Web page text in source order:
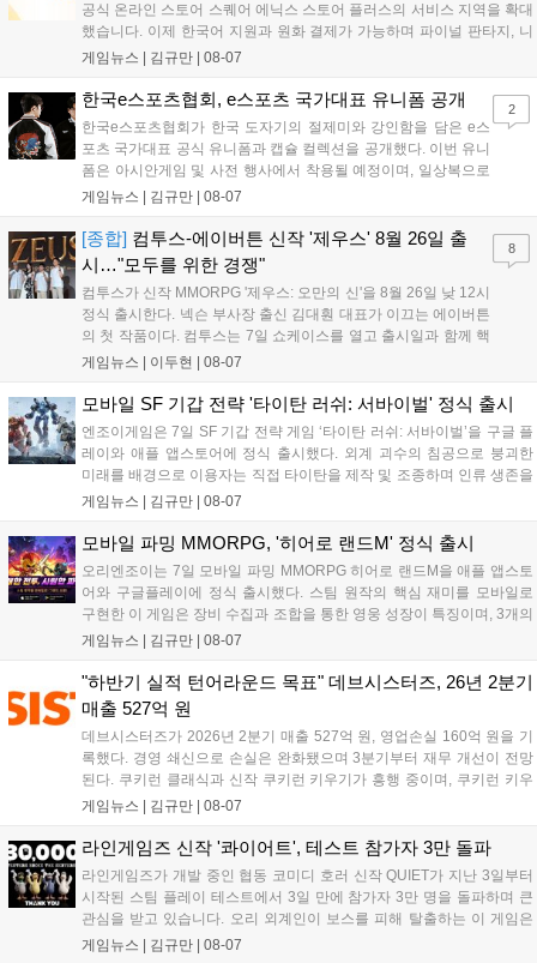
공식 온라인 스토어 스퀘어 에닉스 스토어 플러스의 서비스 지역을 확대
했습니다. 이제 한국어 지원과 원화 결제가 가능하며 파이널 판타지, 니
어 등 주요 게임의 피규어, 굿즈를 구매할 수 있습니다. 신상품이 순차적
용 가능합니다....
게임뉴스 | 김규만 08-07
한국e스포츠협회, e스포츠 국가대표 유니폼 공개
한국e스포츠협회가 한국 도자기의 절제미와 강인함을 담은 e스
포츠 국가대표 공식 유니폼과 캡슐 컬렉션을 공개했다. 이번 유니
폼은 아시안게임 및 사전 행사에서 착용될 예정이며, 일상복으로
구성된 컬렉션은 오는 8월 28일부터 골스튜디오 공식 홈페이지
서는 대회 규정에 따라 별도의 유니폼을 착용할 계획이다....
게임뉴스 | 김규만 08-07
2
[종합] 컴투스-에이버튼 신작 '제우스' 8월 26일 출
시…"모두를 위한 경쟁"
컴투스가 신작 MMORPG '제우스: 오만의 신'을 8월 26일 낮 12시
정식 출시한다. 넥슨 부사장 출신 김대훤 대표가 이끄는 에이버튼
의 첫 작품이다. 컴투스는 7일 쇼케이스를 열고 출시일과 함께 핵
심 콘텐츠, 유료화 정책, 운영 방향을 공개했다. 캐릭터명 선점은
의 오만으로 균열이...
게임뉴스 | 이두현 08-07
8
모바일 SF 기갑 전략 '타이탄 러쉬: 서바이벌' 정식 출시
엔조이게임은 7일 SF 기갑 전략 게임 ‘타이탄 러쉬: 서바이벌’을 구글 플
레이와 애플 앱스토어에 정식 출시했다. 외계 괴수의 침공으로 붕괴한
미래를 배경으로 이용자는 직접 타이탄을 제작 및 조종하며 인류 생존을
위한 전투를 펼친다. 지휘관 모집, 피난처 운영, 연맹 협동 콘텐츠가 특징
지원 보상을 제공한다. 상세 내용은 공식 커뮤니티에서 확인 가능하다....
게임뉴스 | 김규만 08-07
모바일 파밍 MMORPG, '히어로 랜드M' 정식 출시
오리엔조이는 7일 모바일 파밍 MMORPG 히어로 랜드M을 애플 앱스토
어와 구글플레이에 정식 출시했다. 스팀 원작의 핵심 재미를 모바일로
구현한 이 게임은 장비 수집과 조합을 통한 영웅 성장이 특징이며, 3개의
무기 스킬을 활용한 전략적 전투와 길드전 등 다양한 콘텐츠를 제공한
혜택을 지급하며, 상세 내용은 공식 라운지에서 확인할 수 있다. 이용자
는 게임 접속 및 주요 콘텐츠 플레이를 통해 성장을 지원받을 수 있다....
게임뉴스 | 김규만 08-07
"하반기 실적 턴어라운드 목표" 데브시스터즈, 26년 2분기
매출 527억 원
데브시스터즈가 2026년 2분기 매출 527억 원, 영업손실 160억 원을 기
록했다. 경영 쇄신으로 손실은 완화됐으며 3분기부터 재무 개선이 전망
된다. 쿠키런 클래식과 신작 쿠키런 키우기가 흥행 중이며, 쿠키런 키우
기는 13일 첫 업데이트를 시작으로 2주 간격의 콘텐츠를 제공한다. 또한
이다. 회사는 비용 효율화와 신작 흥행을 통해 하반기 실적 턴어라운드
를 이끌 방침이다....
게임뉴스 | 김규만 08-07
라인게임즈 신작 '콰이어트', 테스트 참가자 3만 돌파
라인게임즈가 개발 중인 협동 코미디 호러 신작 QUIET가 지난 3일부터
시작된 스팀 플레이 테스트에서 3일 만에 참가자 3만 명을 돌파하며 큰
관심을 받고 있습니다. 오리 외계인이 보스를 피해 탈출하는 이 게임은
최대 4인 협동을 지원하며, 소음 관리와 물리 법칙을 활용한 전략적 플레
게임뉴스 | 김규만 08-07